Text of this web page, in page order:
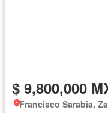
$ 9,800,000
Francisco Sarabia,